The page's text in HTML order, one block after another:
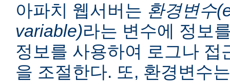
아파치 웹서버는 환경변수
variable)라는 변수에 정보
정보를 사용하여 로그나 접
을 조절한다. 또, 환경변수